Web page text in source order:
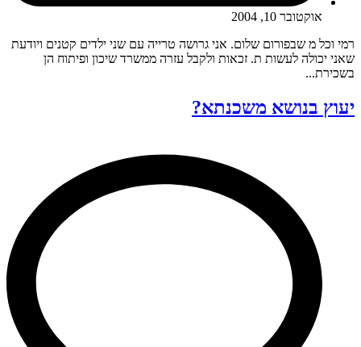
אוקטובר 10, 2004
רמי וכל מ שבפורום שלום. אני גרושה טרייה עם שני ילדים קטנים ויודעת
שאני יכולה לעשות ת. זכאות ולקבל עזרה ממשרד שיכון ופיתוח הן
בשכירת...
יעוץ בנושא משכנתא?